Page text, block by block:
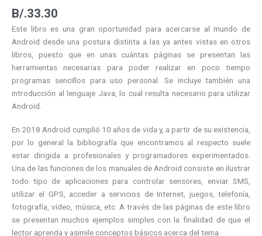
B/.33.30
Este libro es una gran oportunidad para acercarse al mundo de
Android desde una postura distinta a las ya antes vistas en otros
libros, puesto que en unas cuántas páginas se presentan las
herramientas necesarias para poder realizar en poco tiempo
programas sencillos para uso personal. Se incluye también una
introducción al lenguaje Java, lo cual resulta necesario para utilizar
Android.
En 2018 Android cumplió 10 años de vida y, a partir de su existencia,
por lo general la bibliografía que encontramos al respecto suele
estar dirigida a profesionales y programadores experimentados.
Una de las funciones de los manuales de Android consiste en ilustrar
todo tipo de aplicaciones para controlar sensores, enviar SMS,
utilizar el GPS, acceder a servicios de Internet, juegos, telefonía,
fotografía, vídeo, música, etc. A través de las páginas de este libro
se presentan muchos ejemplos simples con la finalidad de que el
lector aprenda y asimile conceptos básicos acerca del tema.